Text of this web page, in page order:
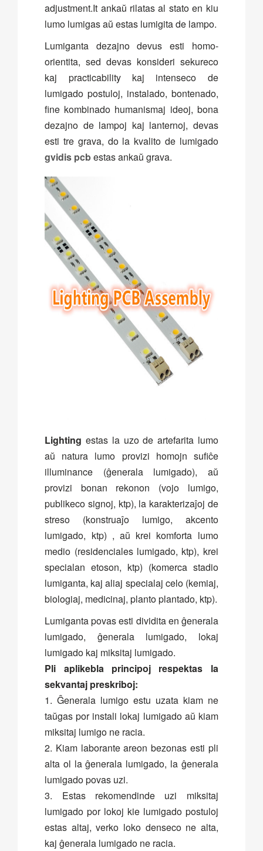
adjustment.It ankaŭ rilatas al stato en kiu
lumo lumigas aŭ estas lumigita de lampo.
Lumiganta dezajno devus esti homo-
orientita, sed devas konsideri sekureco
kaj practicability kaj intenseco de
lumigado postuloj, instalado, bontenado,
fine kombinado humanismaj ideoj, bona
dezajno de lampoj kaj lanternoj, devas
esti tre grava, do la kvalito de lumigado
gvidis pcbestas ankaŭ grava.
Lightingestas la uzo de artefarita lumo
aŭ natura lumo provizi homojn sufiĉe
illuminance (ĝenerala lumigado), aŭ
provizi bonan rekonon (vojo lumigo,
publikeco signoj, ktp), la karakterizaĵoj de
streso (konstruaĵo lumigo, akcento
lumigado, ktp) , aŭ krei komforta lumo
medio (residenciales lumigado, ktp), krei
specialan etoson, ktp) (komerca stadio
lumiganta, kaj aliaj specialaj celo (kemiaj,
biologiaj, medicinaj, planto plantado, ktp).
Lumiganta povas esti dividita en ĝenerala
lumigado, ĝenerala lumigado, lokaj
lumigado kaj miksitaj lumigado.
Pli aplikebla principoj respektas la
sekvantaj preskriboj:
1. Ĝenerala lumigo estu uzata kiam ne
taŭgas por instali lokaj lumigado aŭ kiam
miksitaj lumigo ne racia.
2. Kiam laborante areon bezonas esti pli
alta ol la ĝenerala lumigado, la ĝenerala
lumigado povas uzi.
3. Estas rekomendinde uzi miksitaj
lumigado por lokoj kie lumigado postuloj
estas altaj, verko loko denseco ne alta,
kaj ĝenerala lumigado ne racia.